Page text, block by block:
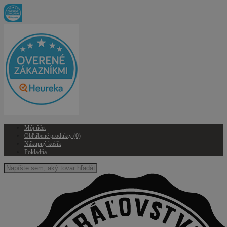
Môj účet
Obľúbené produkty (0)
Nákupný košík
Pokladňa